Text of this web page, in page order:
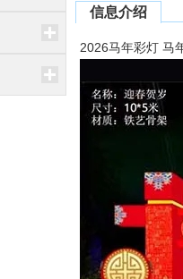
信息介绍
2026马年彩灯 马